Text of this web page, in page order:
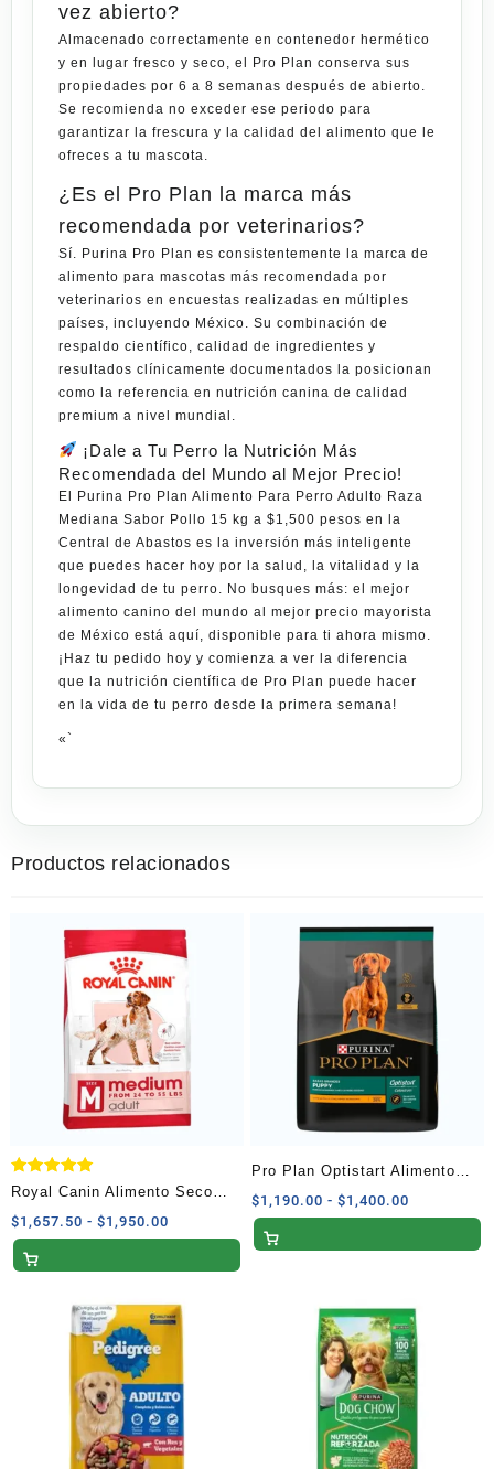
vez abierto?
Almacenado correctamente en contenedor hermético
y en lugar fresco y seco, el Pro Plan conserva sus
propiedades por 6 a 8 semanas después de abierto.
Se recomienda no exceder ese periodo para
garantizar la frescura y la calidad del alimento que le
ofreces a tu mascota.
¿Es el Pro Plan la marca más
recomendada por veterinarios?
Sí. Purina Pro Plan es consistentemente la marca de
alimento para mascotas más recomendada por
veterinarios en encuestas realizadas en múltiples
países, incluyendo México. Su combinación de
respaldo científico, calidad de ingredientes y
resultados clínicamente documentados la posicionan
como la referencia en nutrición canina de calidad
premium a nivel mundial.
¡Dale a Tu Perro la Nutrición Más
Recomendada del Mundo al Mejor Precio!
El Purina Pro Plan Alimento Para Perro Adulto Raza
Mediana Sabor Pollo 15 kg a $1,500 pesos en la
Central de Abastos es la inversión más inteligente
que puedes hacer hoy por la salud, la vitalidad y la
longevidad de tu perro. No busques más: el mejor
alimento canino del mundo al mejor precio mayorista
de México está aquí, disponible para ti ahora mismo.
¡Haz tu pedido hoy y comienza a ver la diferencia
que la nutrición científica de Pro Plan puede hacer
en la vida de tu perro desde la primera semana!
«`
Productos relacionados
Valorado
con
5.00
de 5
Royal Canin Alimento Seco
para Perro Adulto Raza
Mediana 13.6 kg
$1,657.50 - $1,950.00
de
$1,657.50
hasta
Pro Plan Optistart Alimento
Seco Cachorros Raza Grande
Receta Pollo y Arroz 13 kg
$1,190.00 - $1,400.00
de
hasta
$1,400.00